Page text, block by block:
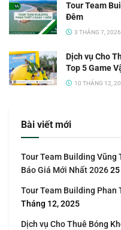
Tour Team
Đêm
3 THÁNG 7, 2026
Dịch vụ Cho
Top 5 Game
10 THÁNG 12,
Bài viết mới
Tour Team Building Vũng
Báo Giá Mới Nhất 2026
Tour Team Building Phan
Tháng 12, 2025
Dịch vụ Cho Thuê Bóng